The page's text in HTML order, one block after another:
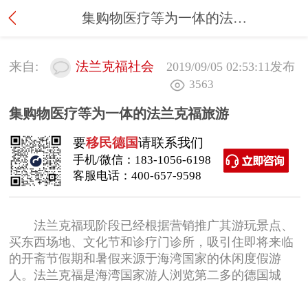
集购物医疗等为一体的法兰克福旅游
来自: 法兰克福社会 2019/09/05 02:53:11发布
3563
集购物医疗等为一体的法兰克福旅游
要移民德国请联系我们
手机/微信： 183-1056-6198
客服电话： 400-657-9598
法兰克福现阶段已经根据营销推广其游玩景点、
买东西场地、文化节和诊疗门诊所，吸引住即将来临
的开斋节假期和暑假来源于海湾国家的休闲度假游
人。法兰克福是海湾国家游人浏览第二多的德国城